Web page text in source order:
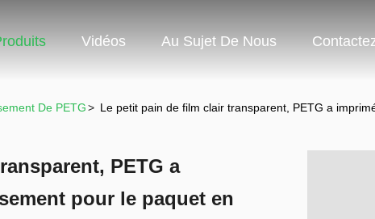
Vidéos Au Sujet De Nous
De PETG> Le petit pain de film clair transparent, PETG a
PETG a
pour le paquet en